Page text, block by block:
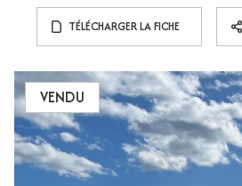
TÉLÉCHARGER LA FICHE
VENDU